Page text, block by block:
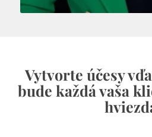
Vytvorte účesy
bude každá vaša